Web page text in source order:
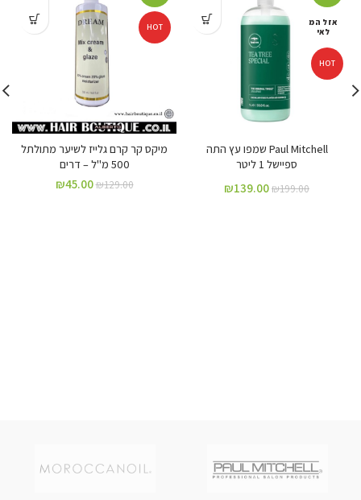
אזל המ
לאי
HOT
Paul Mitchell שמפו עץ התה
ספיישל 1 ליטר
₪199.00
₪139.00
HOT
מיקס קר קרם גלייז לשיער מתולתל
500 מ"ל – דרים
₪129.00
₪45.00